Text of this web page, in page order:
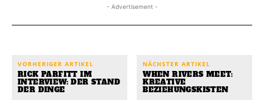
- Advertisement -
VORHERIGER ARTIKEL
RICK PARFITT IM
INTERVIEW: DER STAND
DER DINGE
NÄCHSTER ARTIKEL
WHEN RIVERS MEET:
KREATIVE
BEZIEHUNGSKISTEN